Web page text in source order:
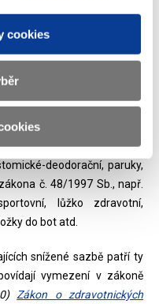
cookies
postižených. Jedná se
techniku např. rentgen,
EKG, roboti atd., ale také
pacientů a osob se
pro výlučnou potřebu
sazby daně nelze zařadit
1997 Sb., např. tampóny
deodorační, paruky,
č. 48/1997 Sb., např.
lůžko zdravotní,
do bot atd.
snížené sazbě patří ty
vymezení v zákoně
Zákon o zdravotnických